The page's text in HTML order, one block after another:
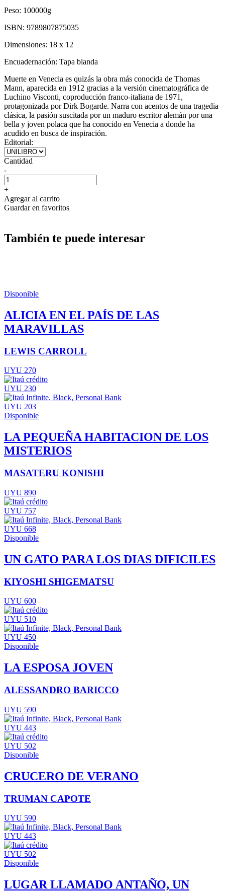
Peso: 100000g
ISBN: 9789807875035
Dimensiones: 18 x 12
Encuadernación: Tapa blanda
Muerte en Venecia es quizás la obra más conocida de Thomas
Mann, aparecida en 1912 gracias a la versión cinematográfica de
Luchino Visconti, coproducción franco-italiana de 1971,
protagonizada por Dirk Bogarde. Narra con acentos de una tragedia
clásica, la pasión suscitada por un maduro escritor alemán por una
bella y joven polaca que ha conocido en Venecia a donde ha
acudido en busca de inspiración.
Editorial:
Cantidad
-
+
Agregar al carrito
Guardar en favoritos
También te puede interesar
Disponible
ALICIA EN EL PAÍS DE LAS
MARAVILLAS
LEWIS CARROLL
UYU 270
UYU 230
UYU 203
Disponible
LA PEQUEÑA HABITACION DE LOS
MISTERIOS
MASATERU KONISHI
UYU 890
UYU 757
UYU 668
Disponible
UN GATO PARA LOS DIAS DIFICILES
KIYOSHI SHIGEMATSU
UYU 600
UYU 510
UYU 450
Disponible
LA ESPOSA JOVEN
ALESSANDRO BARICCO
UYU 590
UYU 443
UYU 502
Disponible
CRUCERO DE VERANO
TRUMAN CAPOTE
UYU 590
UYU 443
UYU 502
Disponible
LUGAR LLAMADO ANTAÑO, UN